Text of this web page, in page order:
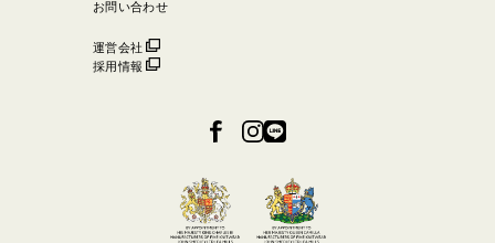
お問い合わせ
運営会社
採用情報